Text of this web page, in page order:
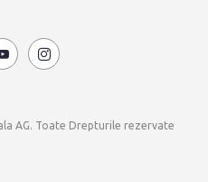
AG. Toate Drepturile rezervate